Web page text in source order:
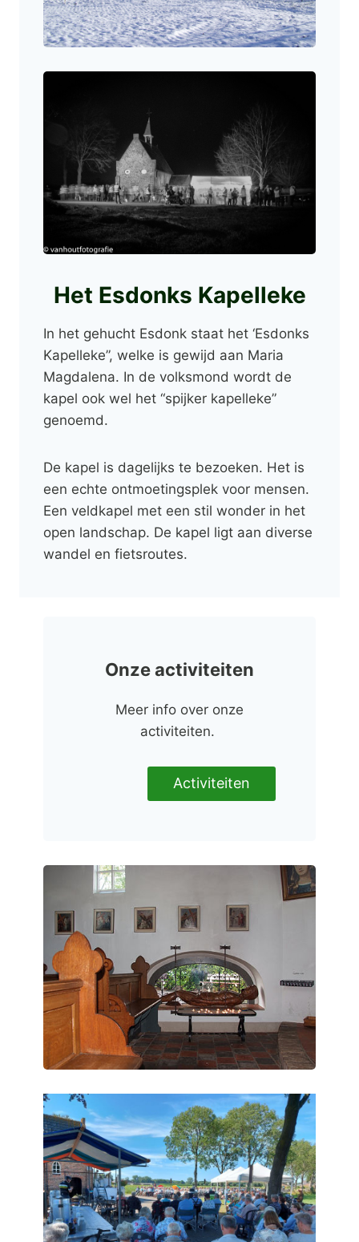
Het Esdonks Kapelleke
In het gehucht Esdonk staat het ‘Esdonks
Kapelleke”, welke is gewijd aan Maria
Magdalena. In de volksmond wordt de
kapel ook wel het “spijker kapelleke”
genoemd.
De kapel is dagelijks te bezoeken. Het is
een echte ontmoetingsplek voor mensen.
Een veldkapel met een stil wonder in het
open landschap. De kapel ligt aan diverse
wandel en fietsroutes.
Onze activiteiten
Meer info over onze
activiteiten.
Activiteiten